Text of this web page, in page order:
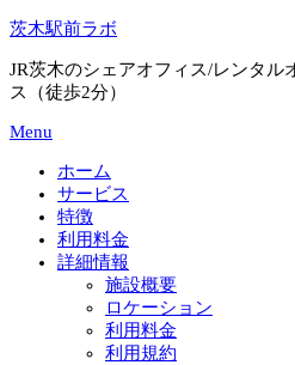
Skip
content
茨木駅前ラボ
JR茨木のシェアオフィス/レンタル
ス（徒歩2分）
Menu
ホーム
サービス
特徴
利用料金
詳細情報
施設概要
ロケーション
利用料金
利用規約